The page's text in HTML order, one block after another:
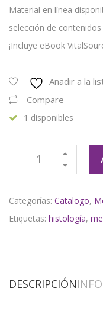
Material en línea
selección de contenidos
¡Incluye eBook
Añadir a la
Compare
1 disponibles
Categorías: Catalogo,
Etiquetas: histología,
DESCRIPCIÓN